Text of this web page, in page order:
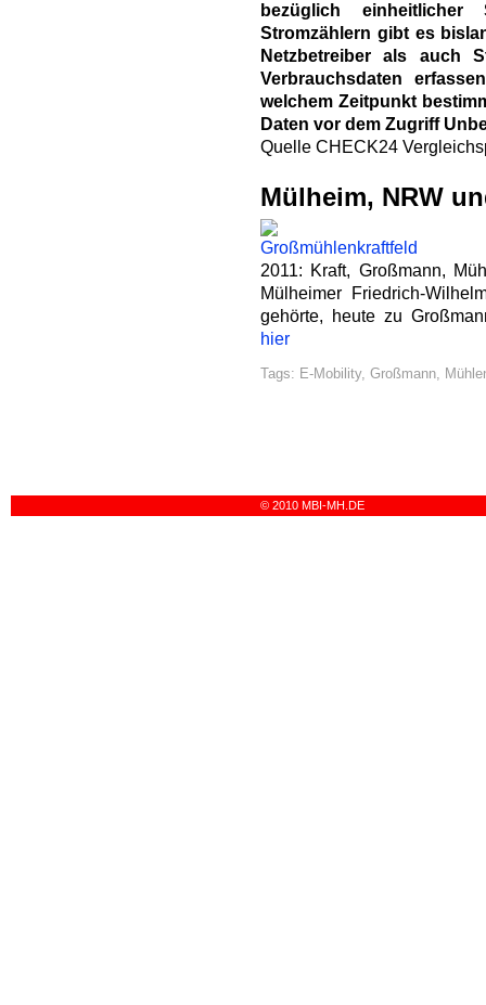
bezüglich einheitlicher
Stromzählern gibt es
Netzbetreiber als auch
Verbrauchsdaten
welchem Zeitpunkt
Daten vor dem Zugriff
Quelle CHECK24
Mülheim, NRW
2011: Kraft, Großmann,
Mülheimer Friedrich-
gehörte, heute zu
hier
Tags: E-Mobility, Großmann,
© 2010 MBI-MH.DE